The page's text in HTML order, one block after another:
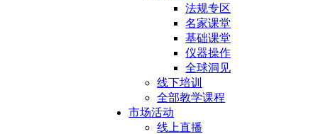
法规专区
名家课堂
基础课堂
仪器操作
全球洞见
线下培训
全部教学课程
市场活动
线上直播